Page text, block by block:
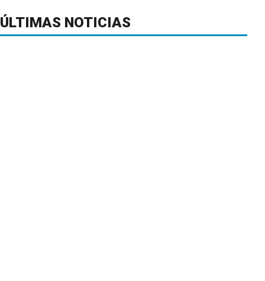
ÚLTIMAS NOTICIAS